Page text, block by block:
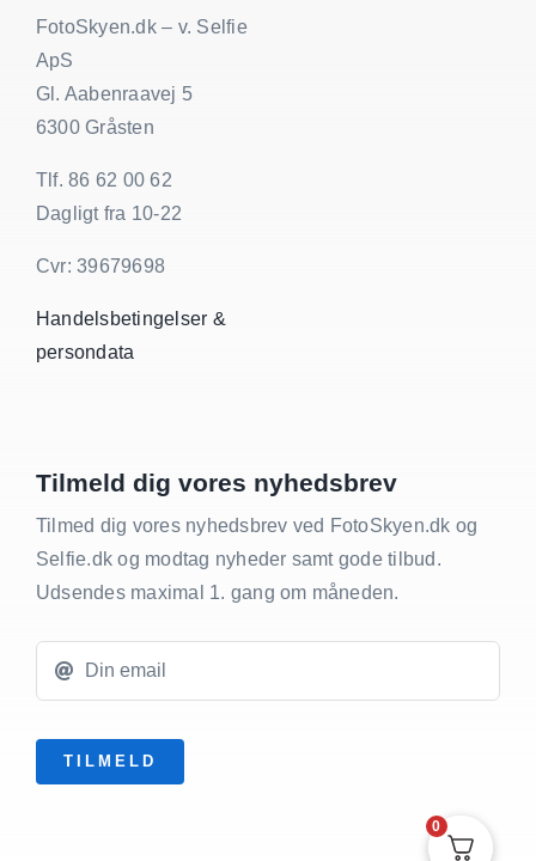
FotoSkyen.dk – v. Selfie
ApS
Gl. Aabenraavej 5
6300 Gråsten
Tlf. 86 62 00 62
Dagligt fra 10-22
Cvr: 39679698
Handelsbetingelser &
persondata
Tilmeld dig vores nyhedsbrev
Tilmed dig vores nyhedsbrev ved FotoSkyen.dk og
Selfie.dk og modtag nyheder samt gode tilbud.
Udsendes maximal 1. gang om måneden.
TILMELD
0